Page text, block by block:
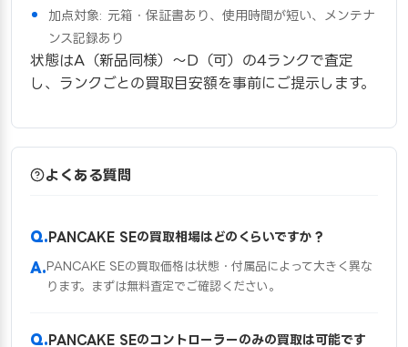
加点対象: 元箱・保証書あり、使用時間が短い、メンテナ
ンス記録あり
状態はA（新品同様）〜D（可）の4ランクで査定
し、ランクごとの買取目安額を事前にご提示します。
よくある質問
PANCAKE SEの買取相場はどのくらいですか？
PANCAKE SEの買取価格は状態・付属品によって大きく異な
ります。まずは無料査定でご確認ください。
PANCAKE SEのコントローラーのみの買取は可能です